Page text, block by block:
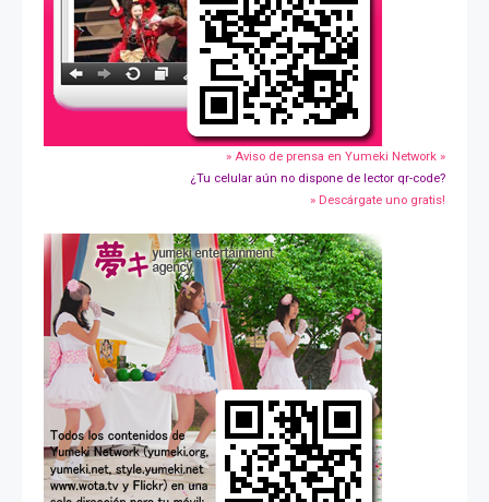
» Aviso de prensa en Yumeki Network »
¿Tu celular aún no dispone de lector qr-code?
» Descárgate uno gratis!